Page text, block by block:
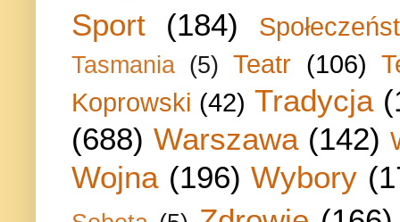
Sport (184)
Tasmania (5) Teatr (106)
Koprowski (42) Tradycja
(688) Warszawa (142)
Wojna (196) Wybory